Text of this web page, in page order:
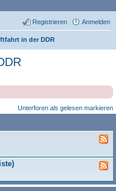
Anmelden
Registrieren
in der DDR
Unterforen als gelesen markieren